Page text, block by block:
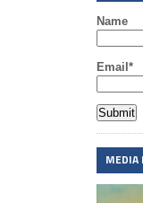
Name
Email*
MEDIA